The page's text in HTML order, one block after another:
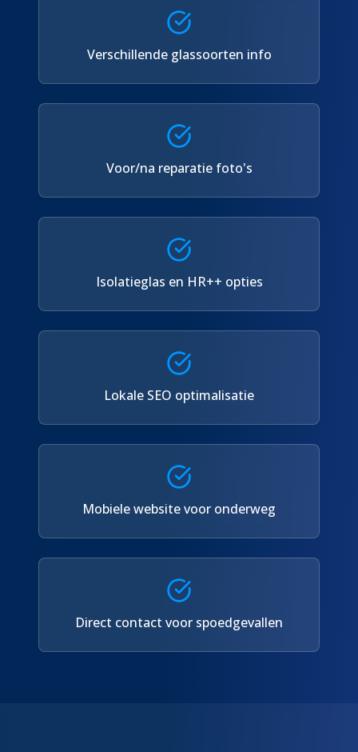
Verschillende glassoorten info
Voor/na reparatie foto's
Isolatieglas en HR++ opties
Lokale SEO optimalisatie
Mobiele website voor onderweg
Direct contact voor spoedgevallen